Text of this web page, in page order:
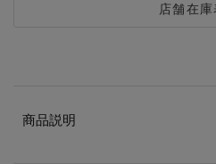
店舗在
商品説明